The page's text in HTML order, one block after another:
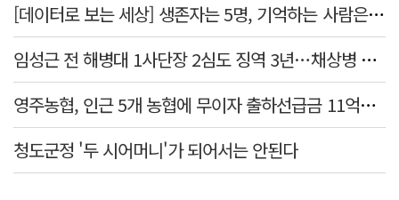
[데이터로 보는 세상] 생존자는 5명, 기억하는 사람은 늘었다
임성근 전 해병대 1사단장 2심도 징역 3년…채상병 순직 책임 유죄
영주농협, 인근 5개 농협에 무이자 출하선급금 11억원 지원…상생 유통망 강화
청도군정 '두 시어머니'가 되어서는 안된다